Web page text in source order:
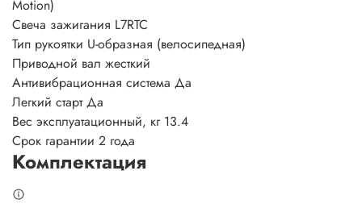
Motion)
Свеча зажигания L7RTC
Тип рукоятки U-образная (велосипедная)
Приводной вал жесткий
Антивибрационная система Да
Легкий старт Да
Вес эксплуатационный, кг 13.4
Срок гарантии 2 года
Комплектация